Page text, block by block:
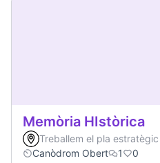
Memòria HIstòrica
Treballem el pla
Canòdrom Obert
1 0